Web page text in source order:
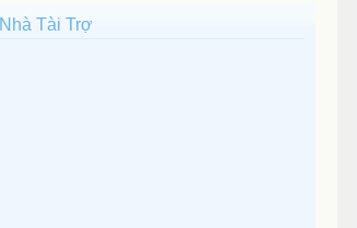
Nhà Tài Trợ